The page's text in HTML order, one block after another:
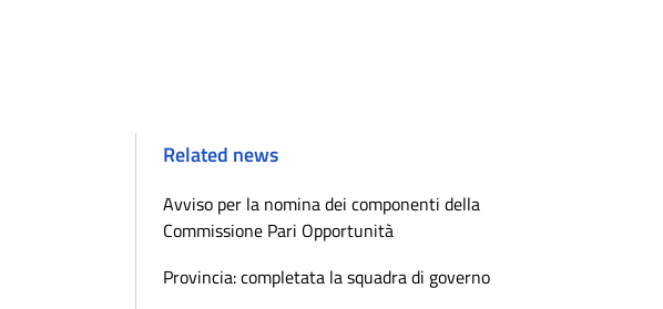
Related news
Avviso per la nomina dei componenti della
Commissione Pari Opportunità
Provincia: completata la squadra di governo